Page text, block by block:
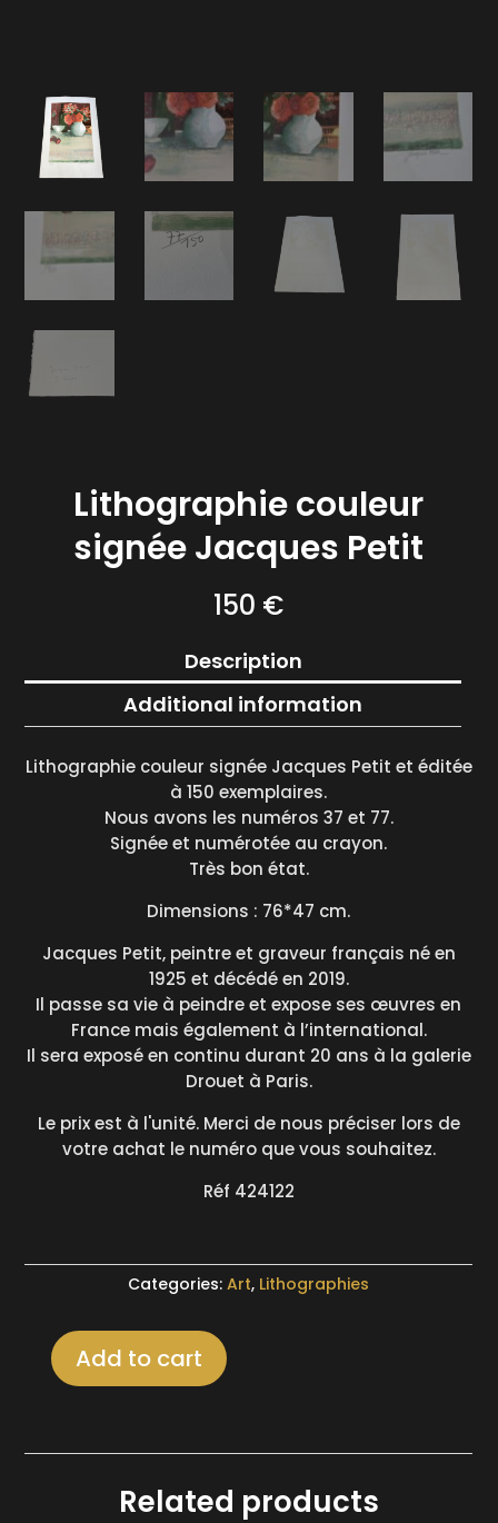
Lithographie couleur
signée Jacques Petit
150 €
Description
Additional information
Lithographie couleur signée Jacques Petit et éditée
à 150 exemplaires.
Nous avons les numéros 37 et 77.
Signée et numérotée au crayon.
Très bon état.
Dimensions : 76*47 cm.
Jacques Petit, peintre et graveur français né en
1925 et décédé en 2019.
Il passe sa vie à peindre et expose ses œuvres en
France mais également à l’international.
Il sera exposé en continu durant 20 ans à la galerie
Drouet à Paris.
Le prix est à l'unité. Merci de nous préciser lors de
votre achat le numéro que vous souhaitez.
Réf 424122
Categories:Art, Lithographies
LithographieAdd to cart
Related products